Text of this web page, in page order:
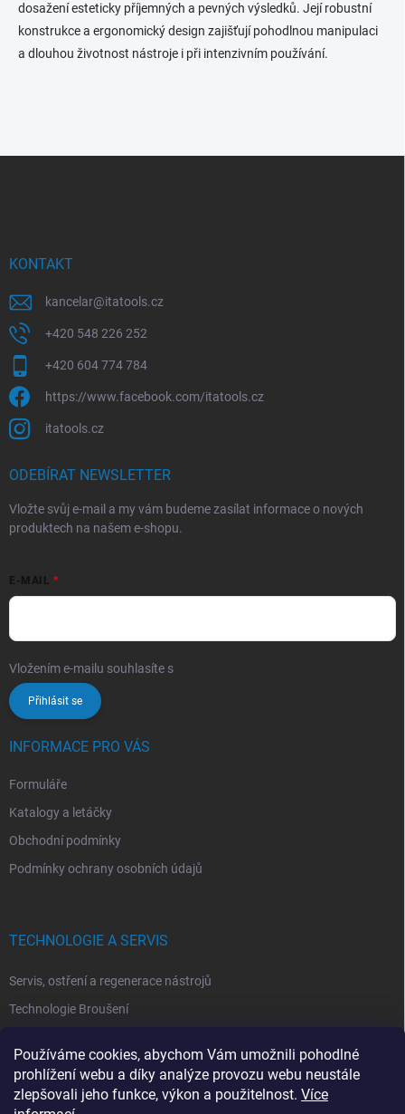
Používáme cookies, abychom Vám umožnili pohodlné
prohlížení webu a díky analýze provozu webu neustále
zlepšovali jeho funkce, výkon a použitelnost. Více
dosažení esteticky příjemných a pevných výsledků. Její robustní
konstrukce a ergonomický design zajišťují pohodlnou manipulaci
a dlouhou životnost nástroje i při intenzivním používání.
KONTAKT
kancelar@itatools.cz
+420 548 226 252
+420 604 774 784
https://www.facebook.com/itatools.cz
itatools.cz
ODEBÍRAT NEWSLETTER
Vložte svůj e-mail a my vám budeme zasílat informace o nových
produktech na našem e-shopu.
E-MAIL
Vložením e-mailu souhlasíte s
Přihlásit se
INFORMACE PRO VÁS
Formuláře
Katalogy a letáčky
Obchodní podmínky
Podmínky ochrany osobních údajů
TECHNOLOGIE A SERVIS
Servis, ostření a regenerace nástrojů
Technologie Broušení
Technologie Laserová Ablace